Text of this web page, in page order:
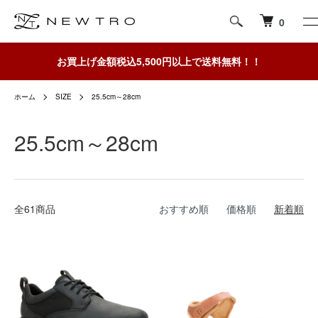
0
お買上げ金額税込5,500円以上で送料無料！！
ホーム SIZE 25.5cm～28cm
25.5cm～28cm
全61商品 おすすめ順 価格順 新着順